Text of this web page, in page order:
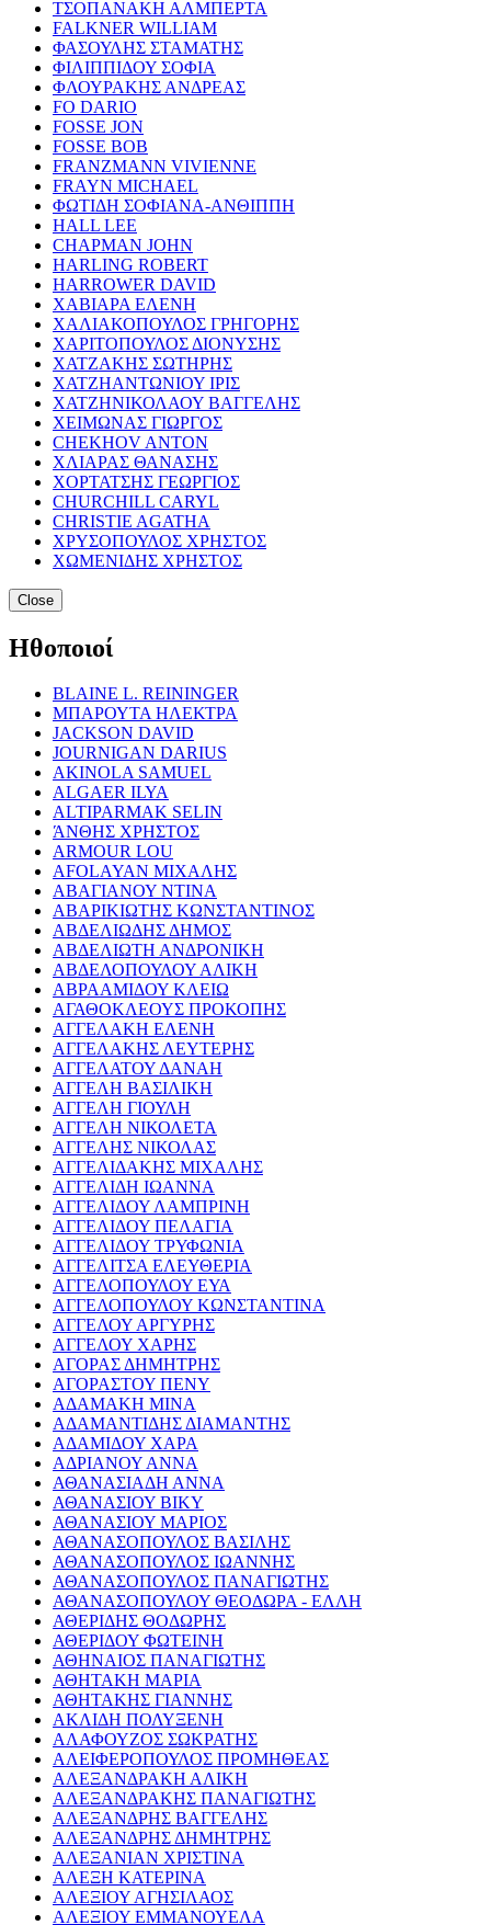
ΤΣΟΠΑΝΑΚΗ ΑΛΜΠΕΡΤΑ
FALKNER WILLIAM
ΦΑΣΟΥΛΗΣ ΣΤΑΜΑΤΗΣ
ΦΙΛΙΠΠΙΔΟΥ ΣΟΦΙΑ
ΦΛΟΥΡΑΚΗΣ ΑΝΔΡΕΑΣ
FO DARIO
FOSSE JON
FOSSE BOB
FRANZMANN VIVIENNE
FRAYN MICHAEL
ΦΩΤΙΔΗ ΣΟΦΙΑΝΑ-ΑΝΘΙΠΠΗ
HALL LEE
CHAPMAN JOHN
HARLING ROBERT
HARROWER DAVID
ΧΑΒΙΑΡΑ ΕΛΕΝΗ
ΧΑΛΙΑΚΟΠΟΥΛΟΣ ΓΡΗΓΟΡΗΣ
ΧΑΡΙΤΟΠΟΥΛΟΣ ΔΙΟΝΥΣΗΣ
ΧΑΤΖΑΚΗΣ ΣΩΤΗΡΗΣ
ΧΑΤΖΗΑΝΤΩΝΙΟΥ ΙΡΙΣ
ΧΑΤΖΗΝΙΚΟΛΑΟΥ ΒΑΓΓΕΛΗΣ
ΧΕΙΜΩΝΑΣ ΓΙΩΡΓΟΣ
CHEKHOV ANTON
ΧΛΙΑΡΑΣ ΘΑΝΑΣΗΣ
ΧΟΡΤΑΤΣΗΣ ΓΕΩΡΓΙΟΣ
CHURCHILL CARYL
CHRISTIE AGATHA
ΧΡΥΣΟΠΟΥΛΟΣ ΧΡΗΣΤΟΣ
ΧΩΜΕΝΙΔΗΣ ΧΡΗΣΤΟΣ
Close
Ηθοποιοί
BLAINE L. REININGER
ΜΠΑΡΟΥΤΑ ΗΛΕΚΤΡΑ
JACKSON DAVID
JOURNIGAN DARIUS
AKINOLA SAMUEL
ALGAER ILYA
ALTIPARMAK SELIN
ΆΝΘΗΣ ΧΡΗΣΤΟΣ
ARMOUR LOU
AFOLAYAN ΜΙΧΑΛΗΣ
ΑΒΑΓΙΑΝΟΥ ΝΤΙΝΑ
ΑΒΑΡΙΚΙΩΤΗΣ ΚΩΝΣΤΑΝΤΙΝΟΣ
ΑΒΔΕΛΙΩΔΗΣ ΔΗΜΟΣ
ΑΒΔΕΛΙΩΤΗ ΑΝΔΡΟΝΙΚΗ
ΑΒΔΕΛΟΠΟΥΛΟΥ ΑΛΙΚΗ
ΑΒΡΑΑΜΙΔΟΥ ΚΛΕΙΩ
ΑΓΑΘΟΚΛΕΟΥΣ ΠΡΟΚΟΠΗΣ
ΑΓΓΕΛΑΚΗ ΕΛΕΝΗ
ΑΓΓΕΛΑΚΗΣ ΛΕΥΤΕΡΗΣ
ΑΓΓΕΛΑΤΟΥ ΔΑΝΑΗ
ΑΓΓΕΛΗ ΒΑΣΙΛΙΚΗ
ΑΓΓΕΛΗ ΓΙΟΥΛΗ
ΑΓΓΕΛΗ ΝΙΚΟΛΕΤΑ
ΑΓΓΕΛΗΣ ΝΙΚΟΛΑΣ
ΑΓΓΕΛΙΔΑΚΗΣ ΜΙΧΑΛΗΣ
ΑΓΓΕΛΙΔΗ ΙΩΑΝΝΑ
ΑΓΓΕΛΙΔΟΥ ΛΑΜΠΡΙΝΗ
ΑΓΓΕΛΙΔΟΥ ΠΕΛΑΓΙΑ
ΑΓΓΕΛΙΔΟΥ ΤΡΥΦΩΝΙΑ
ΑΓΓΕΛΙΤΣΑ ΕΛΕΥΘΕΡΙΑ
ΑΓΓΕΛΟΠΟΥΛΟΥ ΕΥΑ
ΑΓΓΕΛΟΠΟΥΛΟΥ ΚΩΝΣΤΑΝΤΙΝΑ
ΑΓΓΕΛΟΥ ΑΡΓΥΡΗΣ
ΑΓΓΕΛΟΥ ΧΑΡΗΣ
ΑΓΟΡΑΣ ΔΗΜΗΤΡΗΣ
ΑΓΟΡΑΣΤΟΥ ΠΕΝΥ
ΑΔΑΜΑΚΗ ΜΙΝΑ
ΑΔΑΜΑΝΤΙΔΗΣ ΔΙΑΜΑΝΤΗΣ
ΑΔΑΜΙΔΟΥ ΧΑΡΑ
ΑΔΡΙΑΝΟΥ ΑΝΝΑ
ΑΘΑΝΑΣΙΑΔΗ ΑΝΝΑ
ΑΘΑΝΑΣΙΟΥ ΒΙΚΥ
ΑΘΑΝΑΣΙΟΥ ΜΑΡΙΟΣ
ΑΘΑΝΑΣΟΠΟΥΛΟΣ ΒΑΣΙΛΗΣ
ΑΘΑΝΑΣΟΠΟΥΛΟΣ ΙΩΑΝΝΗΣ
ΑΘΑΝΑΣΟΠΟΥΛΟΣ ΠΑΝΑΓΙΩΤΗΣ
ΑΘΑΝΑΣΟΠΟΥΛΟΥ ΘΕΟΔΩΡΑ - ΕΛΛΗ
ΑΘΕΡΙΔΗΣ ΘΟΔΩΡΗΣ
ΑΘΕΡΙΔΟΥ ΦΩΤΕΙΝΗ
ΑΘΗΝΑΙΟΣ ΠΑΝΑΓΙΩΤΗΣ
ΑΘΗΤΑΚΗ ΜΑΡΙΑ
ΑΘΗΤΑΚΗΣ ΓΙΑΝΝΗΣ
ΑΚΛΙΔΗ ΠΟΛΥΞΕΝΗ
ΑΛΑΦΟΥΖΟΣ ΣΩΚΡΑΤΗΣ
ΑΛΕΙΦΕΡΟΠΟΥΛΟΣ ΠΡΟΜΗΘΕΑΣ
ΑΛΕΞΑΝΔΡΑΚΗ ΑΛΙΚΗ
ΑΛΕΞΑΝΔΡΑΚΗΣ ΠΑΝΑΓΙΩΤΗΣ
ΑΛΕΞΑΝΔΡΗΣ ΒΑΓΓΕΛΗΣ
ΑΛΕΞΑΝΔΡΗΣ ΔΗΜΗΤΡΗΣ
ΑΛΕΞΑΝΙΑΝ ΧΡΙΣΤΙΝΑ
ΑΛΕΞΗ ΚΑΤΕΡΙΝΑ
ΑΛΕΞΙΟΥ ΑΓΗΣΙΛΑΟΣ
ΑΛΕΞΙΟΥ ΕΜΜΑΝΟΥΕΛΑ